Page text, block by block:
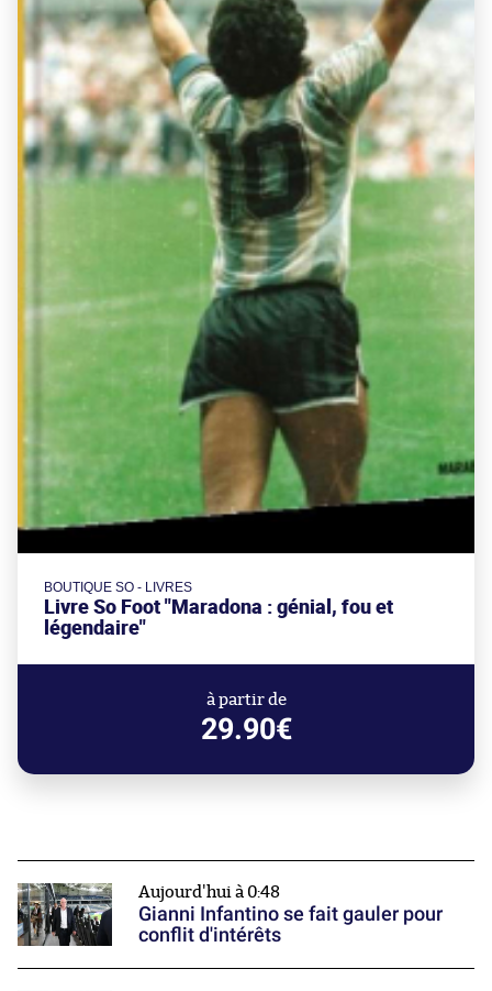
BOUTIQUE SO - LIVRES
Livre So Foot "Maradona : génial, fou et
légendaire"
à partir de
29.90€
Aujourd'hui à 0:48
Gianni Infantino se fait gauler pour
conflit d'intérêts